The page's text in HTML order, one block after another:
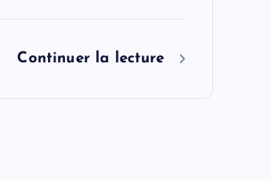
Continuer la lecture